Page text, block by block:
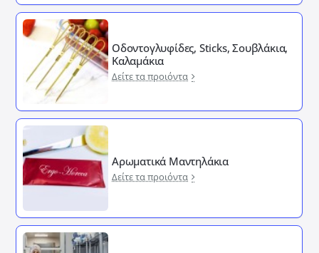
Οδοντογλυφίδες, Sticks, Σουβλάκια,
Καλαμάκια
Δείτε τα προιόντα
Αρωματικά Μαντηλάκια
Δείτε τα προιόντα